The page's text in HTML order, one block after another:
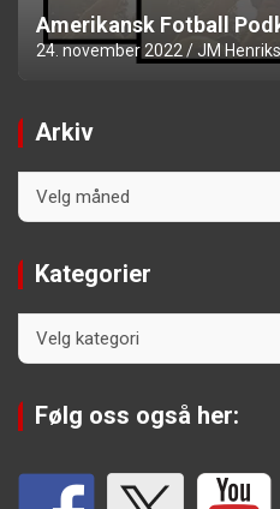
Amerikansk Fotball
24. november 2022 JM
Arkiv
Kategorier
Følg oss også her: